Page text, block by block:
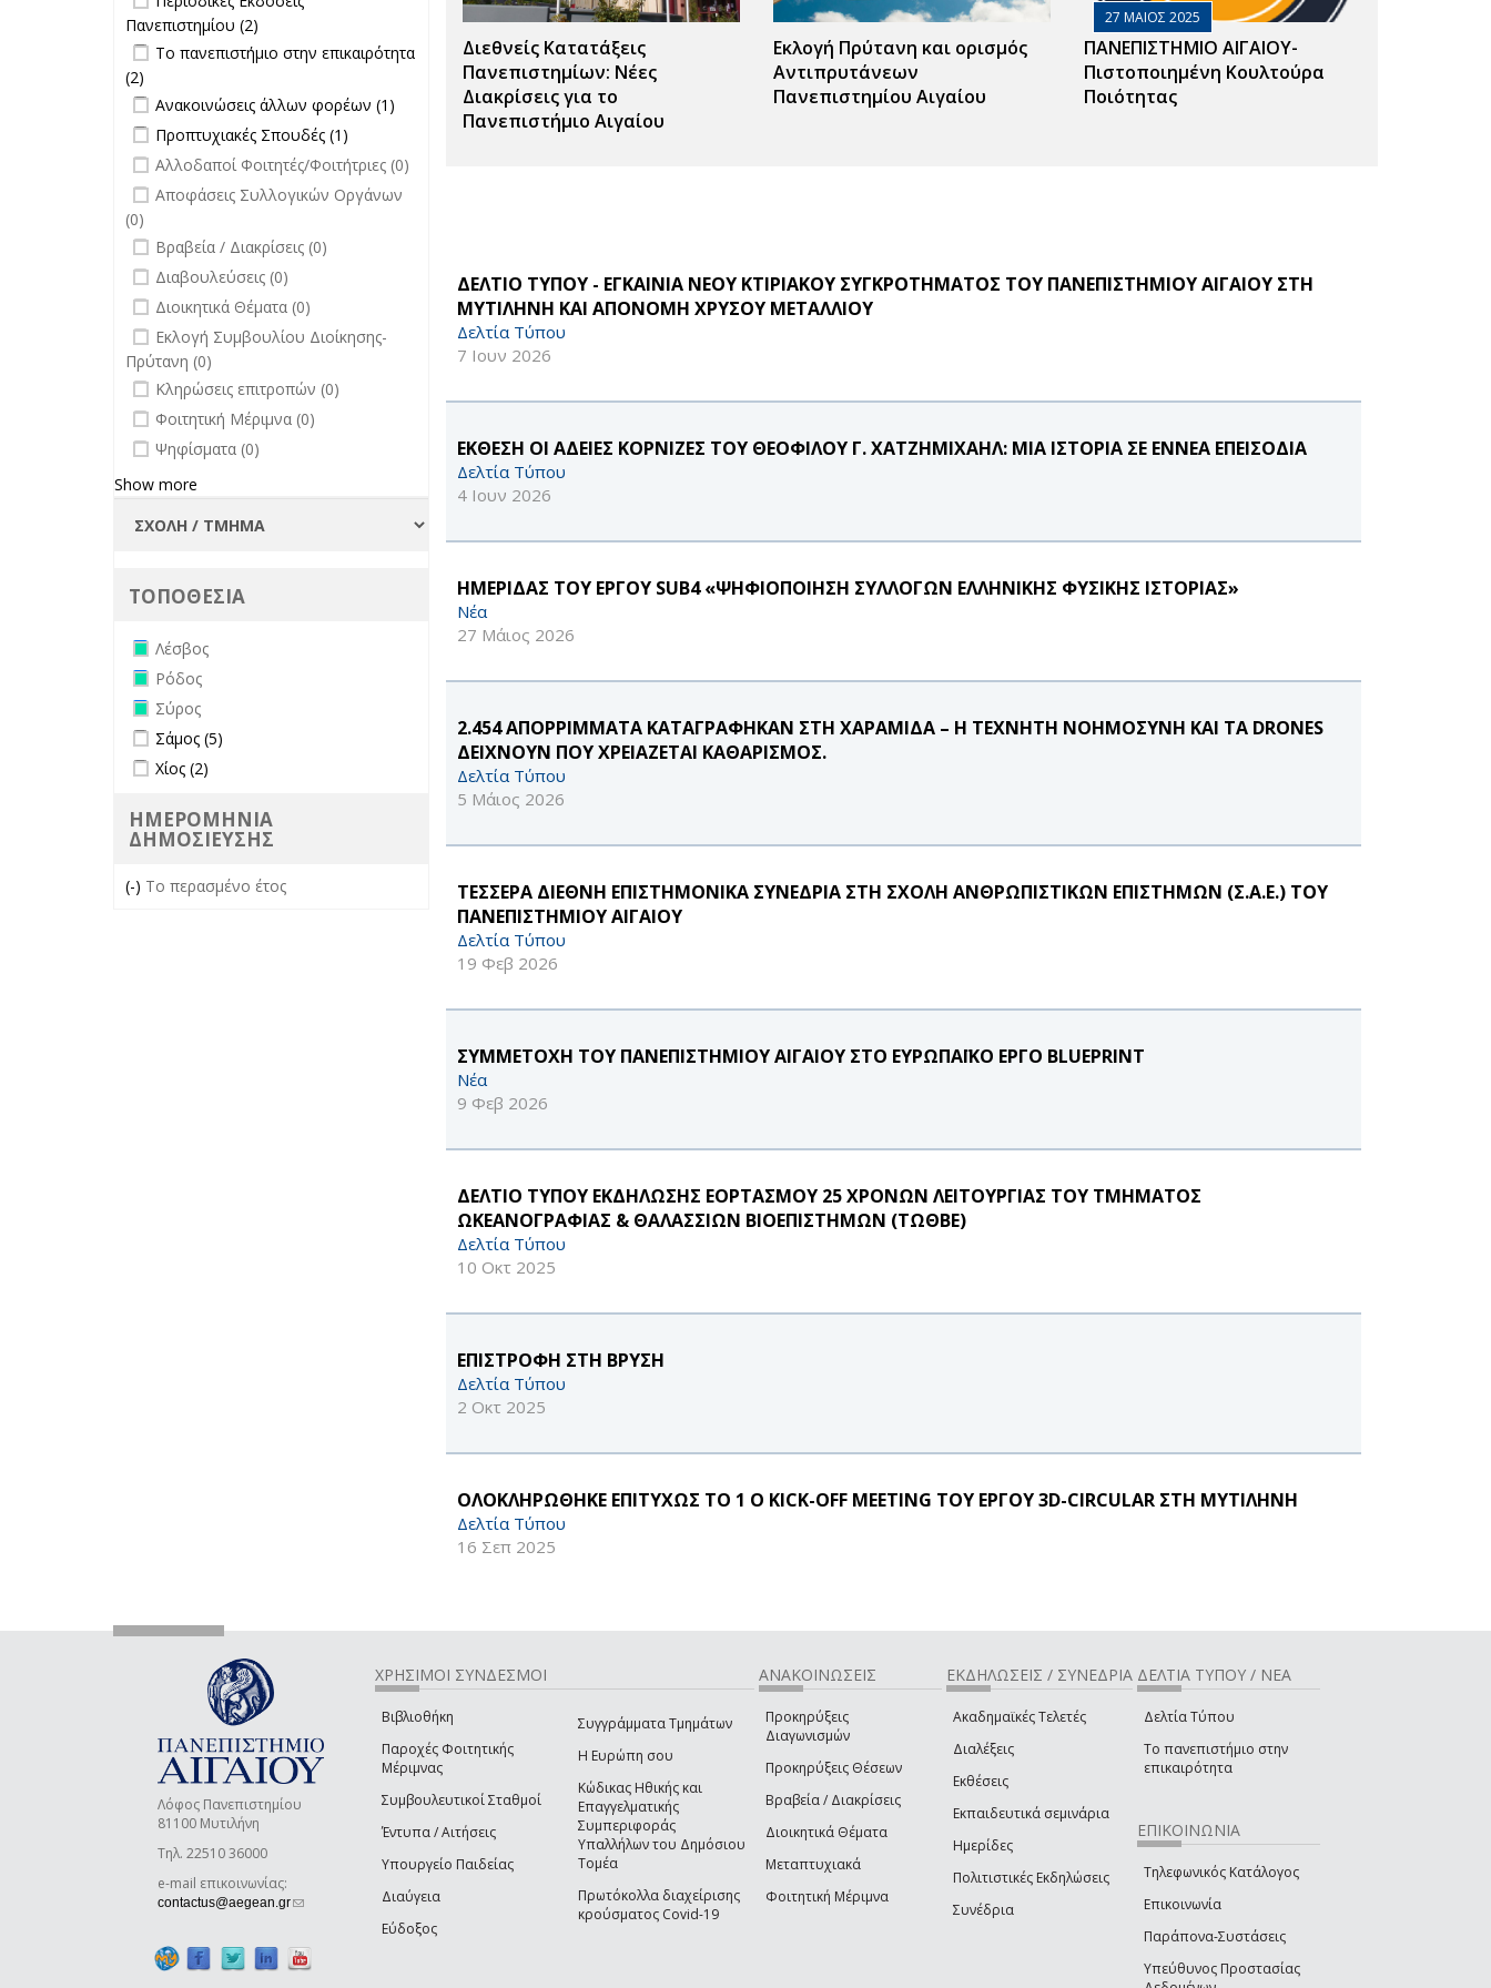
Διεθνείς Κατατάξεις
Πανεπιστημίων: Νέες
Διακρίσεις για το
Πανεπιστήμιο Αιγαίου
Εκλογή Πρύτανη και ορισμός
Αντιπρυτάνεων
Πανεπιστημίου Αιγαίου
27 ΜΑΙΟΣ 2025
ΠΑΝΕΠΙΣΤΗΜΙΟ ΑΙΓΑΙΟΥ-
Πιστοποιημένη Κουλτούρα
Ποιότητας
ΔΕΛΤΙΟ ΤΥΠΟΥ - ΕΓΚΑΙΝΙΑ ΝΕΟΥ ΚΤΙΡΙΑΚΟΥ ΣΥΓΚΡΟΤΗΜΑΤΟΣ ΤΟΥ ΠΑΝΕΠΙΣΤΗΜΙΟΥ ΑΙΓΑΙΟΥ ΣΤΗ
ΜΥΤΙΛΗΝΗ ΚΑΙ ΑΠΟΝΟΜΗ ΧΡΥΣΟΥ ΜΕΤΑΛΛΙΟΥ
Δελτία Τύπου
7 Ιουν 2026
ΕΚΘΕΣΗ ΟΙ ΑΔΕΙΕΣ ΚΟΡΝΙΖΕΣ ΤΟΥ ΘΕΟΦΙΛΟΥ Γ. ΧΑΤΖΗΜΙΧΑΗΛ: ΜΙΑ ΙΣΤΟΡΙΑ ΣΕ ΕΝΝΕΑ ΕΠΕΙΣΟΔΙΑ
Δελτία Τύπου
4 Ιουν 2026
ΗΜΕΡΙΔΑΣ ΤΟΥ ΕΡΓΟΥ SUB4 «ΨΗΦΙΟΠΟΙΗΣΗ ΣΥΛΛΟΓΩΝ ΕΛΛΗΝΙΚΗΣ ΦΥΣΙΚΗΣ ΙΣΤΟΡΙΑΣ»
Νέα
27 Μάιος 2026
2.454 ΑΠΟΡΡΙΜΜΑΤΑ ΚΑΤΑΓΡΑΦΗΚΑΝ ΣΤΗ ΧΑΡΑΜΙΔΑ – Η ΤΕΧΝΗΤΗ ΝΟΗΜΟΣΥΝΗ ΚΑΙ ΤΑ DRONES
ΔΕΙΧΝΟΥΝ ΠΟΥ ΧΡΕΙΑΖΕΤΑΙ ΚΑΘΑΡΙΣΜΟΣ.
Δελτία Τύπου
5 Μάιος 2026
ΤΕΣΣΕΡΑ ΔΙΕΘΝΗ ΕΠΙΣΤΗΜΟΝΙΚΑ ΣΥΝΕΔΡΙΑ ΣΤΗ ΣΧΟΛΗ ΑΝΘΡΩΠΙΣΤΙΚΩΝ ΕΠΙΣΤΗΜΩΝ (Σ.Α.Ε.) ΤΟΥ
ΠΑΝΕΠΙΣΤΗΜΙΟΥ ΑΙΓΑΙΟΥ
Δελτία Τύπου
19 Φεβ 2026
ΣΥΜΜΕΤΟΧΗ ΤΟΥ ΠΑΝΕΠΙΣΤΗΜΙΟΥ ΑΙΓΑΙΟΥ ΣΤΟ ΕΥΡΩΠΑΪΚΟ ΕΡΓΟ BLUEPRINT
Νέα
9 Φεβ 2026
ΔΕΛΤΙΟ ΤΥΠΟΥ ΕΚΔΗΛΩΣΗΣ ΕΟΡΤΑΣΜΟΥ 25 ΧΡΟΝΩΝ ΛΕΙΤΟΥΡΓΙΑΣ ΤΟΥ ΤΜΗΜΑΤΟΣ
ΩΚΕΑΝΟΓΡΑΦΙΑΣ & ΘΑΛΑΣΣΙΩΝ ΒΙΟΕΠΙΣΤΗΜΩΝ (ΤΩΘΒΕ)
Δελτία Τύπου
10 Οκτ 2025
ΕΠΙΣΤΡΟΦΗ ΣΤΗ ΒΡΥΣΗ
Δελτία Τύπου
2 Οκτ 2025
ΟΛΟΚΛΗΡΩΘΗΚΕ ΕΠΙΤΥΧΩΣ ΤΟ 1 Ο KICK-OFF MEETING ΤΟΥ ΕΡΓΟΥ 3D-CIRCULAR ΣΤΗ ΜΥΤΙΛΗΝΗ
Δελτία Τύπου
16 Σεπ 2025
Πανεπιστημίου filter
Πανεπιστημίου (2)
Εκδόσεις
Πανεπιστημίου filter
Apply Το πανεπιστήμιο στην
επικαιρότητα filter
Το πανεπιστήμιο στην επικαιρότητα
(2)
επικαιρότητα filter
Apply Ανακοινώσεις άλλων φορέων
filter
Ανακοινώσεις άλλων φορέων (1)
Ανακοινώσεις
φορέων filter
Apply Προπτυχιακές Σπουδές filter
Προπτυχιακές Σπουδές (1)
Σπουδές filter
undefined
Αλλοδαποί Φοιτητές/Φοιτήτριες (0)
undefined
Αποφάσεις Συλλογικών Οργάνων
(0)
undefined
Βραβεία / Διακρίσεις (0)
undefined
Διαβουλεύσεις (0)
undefined
Διοικητικά Θέματα (0)
undefined
Εκλογή Συμβουλίου Διοίκησης-
Πρύτανη (0)
undefined
Κληρώσεις επιτροπών (0)
undefined
Φοιτητική Μέριμνα (0)
undefined
Ψηφίσματα (0)
Show more
ΤΟΠΟΘΕΣΙΑ
Remove Λέσβος filter
Λέσβος
Remove Ρόδος filter
Ρόδος
Remove Σύρος filter
Σύρος
Apply Σάμος filter
Σάμος (5)
Apply Χίος filter
Χίος (2)
ΗΜΕΡΟΜΗΝΙΑ
ΔΗΜΟΣΙΕΥΣΗΣ
(-) Remove Το περασμένο έτος filter
Το περασμένο έτος
Λόφος Πανεπιστημίου
81100 Μυτιλήνη
Τηλ. 22510 36000
e-mail επικοινωνίας:
contactus@aegean.gr(link sends e-mail)
ΧΡΗΣΙΜΟΙ ΣΥΝΔΕΣΜΟΙ
Βιβλιοθήκη
Παροχές Φοιτητικής
Μέριμνας
Συμβουλευτικοί Σταθμοί
Έντυπα / Αιτήσεις
Υπουργείο Παιδείας
Διαύγεια
Εύδοξος
Συγγράμματα Τμημάτων
Η Ευρώπη σου
Κώδικας Ηθικής και
Επαγγελματικής
Συμπεριφοράς
Υπαλλήλων του Δημόσιου
Τομέα
Πρωτόκολλα διαχείρισης
κρούσματος Covid-19
ΑΝΑΚΟΙΝΩΣΕΙΣ
Προκηρύξεις
Διαγωνισμών
Προκηρύξεις Θέσεων
Βραβεία / Διακρίσεις
Διοικητικά Θέματα
Μεταπτυχιακά
Φοιτητική Μέριμνα
ΕΚΔΗΛΩΣΕΙΣ / ΣΥΝΕΔΡΙΑ
Ακαδημαϊκές Τελετές
Διαλέξεις
Εκθέσεις
Εκπαιδευτικά σεμινάρια
Ημερίδες
Πολιτιστικές Εκδηλώσεις
Συνέδρια
ΔΕΛΤΙΑ ΤΥΠΟΥ / ΝΕΑ
Δελτία Τύπου
Το πανεπιστήμιο στην
επικαιρότητα
ΕΠΙΚΟΙΝΩΝΙΑ
Τηλεφωνικός Κατάλογος
Επικοινωνία
Παράπονα-Συστάσεις
Υπεύθυνος Προστασίας